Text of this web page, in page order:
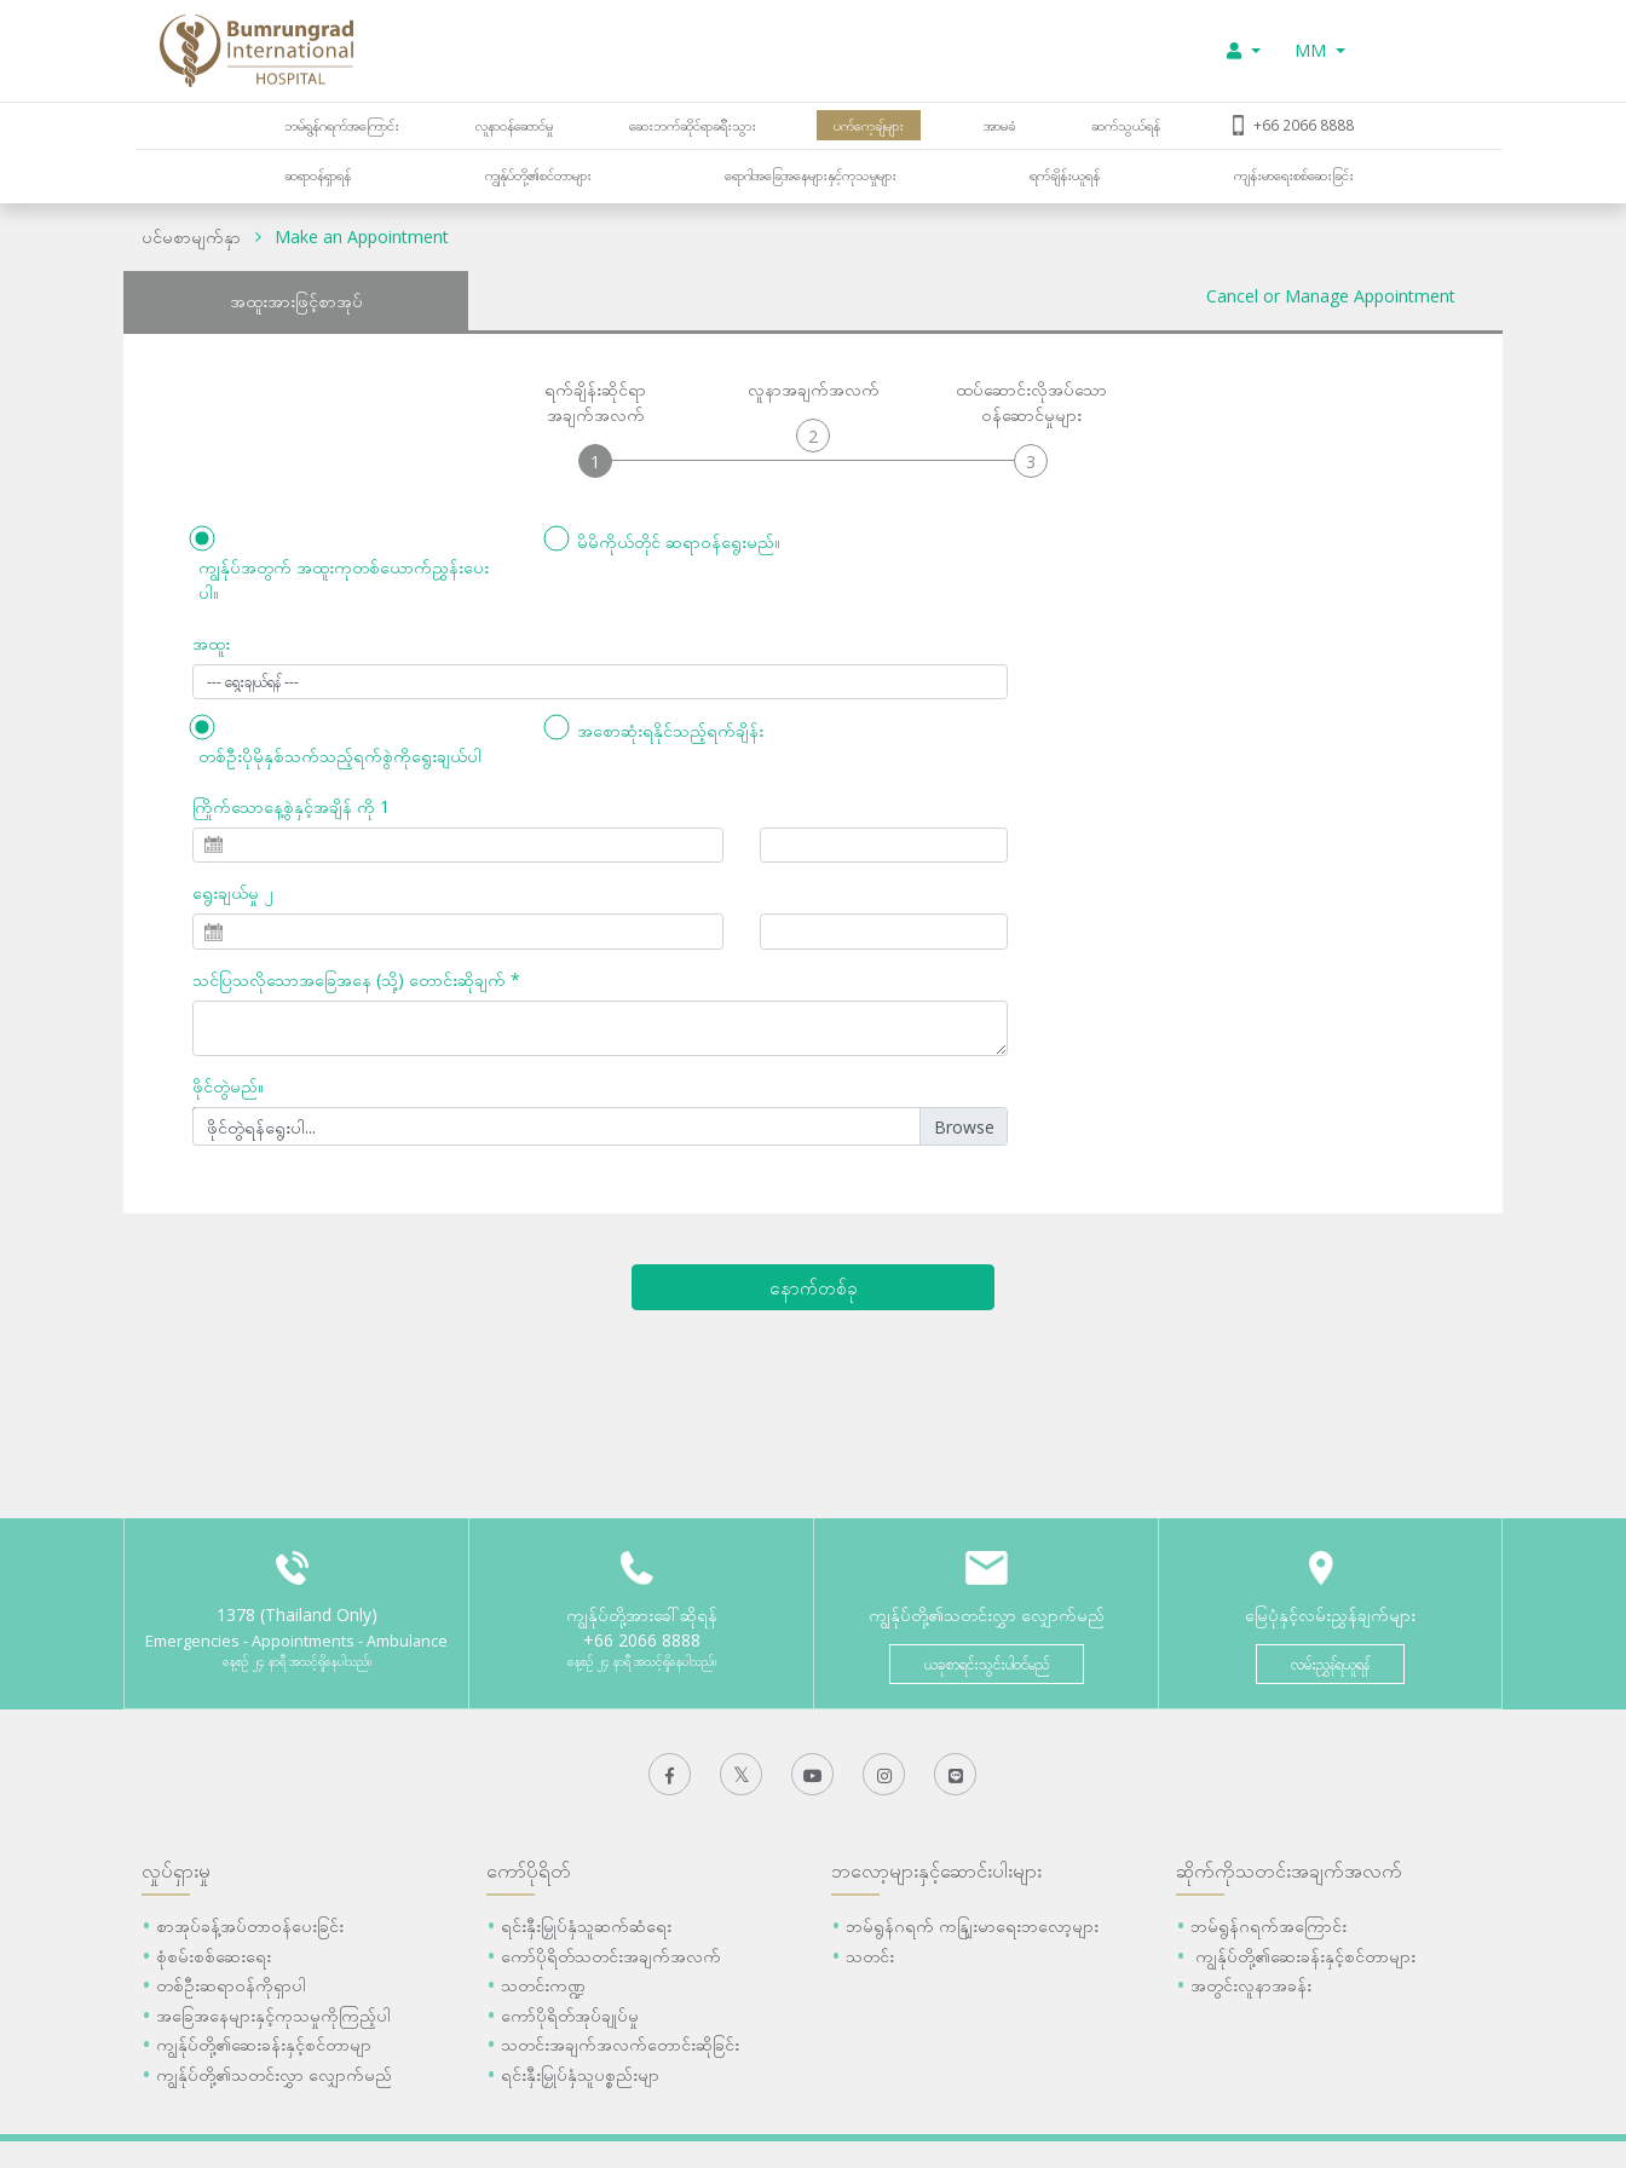
MM
ဘမ်ရွန်ဂရက်အကြောင်း လူနာဝန်ဆောင်မှု ဆေးဘက်ဆိုင်ရာခရီးသွား ပက်ကေ့ချ်များ အာမခံ ဆက်သွယ်ရန် +66 2066 8888
ဆရာဝန်ရှာရန် ကျွန်ုပ်တို့၏စင်တာများ ရောဂါအခြေအနေများနှင့်ကုသမှုများ ရက်ချိန်းယူရန် ကျန်းမာရေးစစ်ဆေးခြင်း
ပင်မစာမျက်နှာ Make an Appointment
အထူးအားဖြင့်စာအုပ် Cancel or Manage Appointment
ရက်ချိန်းဆိုင်ရာ
အချက်အလက်
1
လူနာအချက်အလက်
2
ထပ်ဆောင်းလိုအပ်သော
ဝန်ဆောင်မှုများ
3
ကျွန်ုပ်အတွက် အထူးကုတစ်ယောက်ညွှန်းပေး
ပါ။
မိမိကိုယ်တိုင် ဆရာဝန်ရွေးမည်။
အထူး
တစ်ဦးပိုမိုနှစ်သက်သည့်ရက်စွဲကိုရွေးချယ်ပါ
အစောဆုံးရနိုင်သည့်ရက်ချိန်း
ကြိုက်သောနေ့စွဲနှင့်အချိန် ကို 1
ရွေးချယ်မှု ၂
သင်ပြသလိုသောအခြေအနေ (သို့) တောင်းဆိုချက် *
ဖိုင်တွဲမည်။
ဖိုင်တွဲရန်ရွေးပါ...
နောက်တစ်ခု
1378 (Thailand Only)
Emergencies - Appointments - Ambulance
နေ့စဉ် ၂၄ နာရီ အသင့်ရှိနေပါသည်။
ကျွန်ုပ်တို့အားခေါ်ဆိုရန်
+66 2066 8888
နေ့စဉ် ၂၄ နာရီ အသင့်ရှိနေပါသည်။
ကျွန်ုပ်တို့၏သတင်းလွှာ လျှောက်မည်
ယခုစာရင်းသွင်းပါဝင်မည်
မြေပုံနှင့်လမ်းညွှန်ချက်များ
လမ်းညွှန်ရယူရန်
လှုပ်ရှားမှု
စာအုပ်ခန့်အပ်တာဝန်ပေးခြင်း
စုံစမ်းစစ်ဆေးရေး
တစ်ဦးဆရာဝန်ကိုရှာပါ
အခြေအနေများနှင့်ကုသမှုကိုကြည့်ပါ
ကျွန်ုပ်တို့၏ဆေးခန်းနှင့်စင်တာမျာ
ကျွန်ုပ်တို့၏သတင်းလွှာ လျှောက်မည်
ကော်ပိုရိတ်
ရင်းနှီးမြှုပ်နှံသူဆက်ဆံရေး
ကော်ပိုရိတ်သတင်းအချက်အလက်
သတင်းကဏ္ဍ
ကော်ပိုရိတ်အုပ်ချုပ်မှု
သတင်းအချက်အလက်တောင်းဆိုခြင်း
ရင်းနှီးမြှုပ်နှံသူပစ္စည်းမျာ
ဘလော့များနှင့်ဆောင်းပါးများ
ဘမ်ရွန်ဂရက် ကနျြးမာရေးဘလော့များ
သတင်း
ဆိုက်ကိုသတင်းအချက်အလက်
ဘမ်ရွန်ဂရက်အကြောင်း
ကျွန်ုပ်တို့၏ဆေးခန်းနှင့်စင်တာများ
အတွင်းလူနာအခန်း